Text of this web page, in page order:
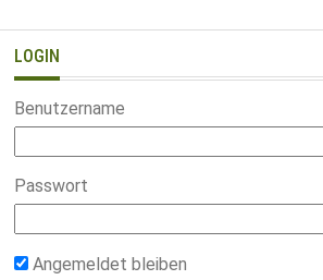
LOGIN
Benutzername
Passwort
Angemeldet bleiben